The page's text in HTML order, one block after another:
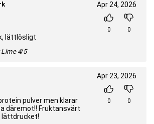
lättlösligt
Lime 4/5
Apr 24, 2026
0 0
pulver men klarar
däremot!! Fruktansvärt
lättdrucket!
Apr 23, 2026
0 0